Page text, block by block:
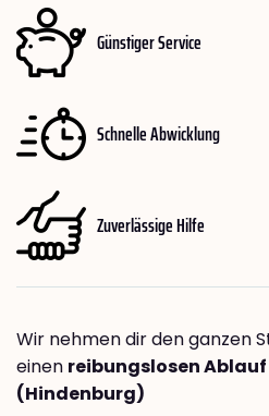
Günstiger Service
Schnelle Abwicklung
Zuverlässige Hilfe
Wir nehmen dir den ganzen
einen reibungslosen
(Hindenburg)